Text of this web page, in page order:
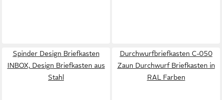
Spinder Design Briefkasten
INBOX, Design Briefkasten aus
Stahl
Durchwurfbriefkasten C-050
Zaun Durchwurf Briefkasten in
RAL Farben